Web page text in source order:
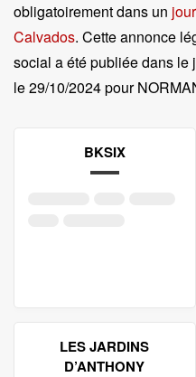
obligatoirement dans un
Calvados. Cette annonce
social a été publiée dans le
le29/10/2024 pour
BKSIX
LES JARDINS
D’ANTHONY